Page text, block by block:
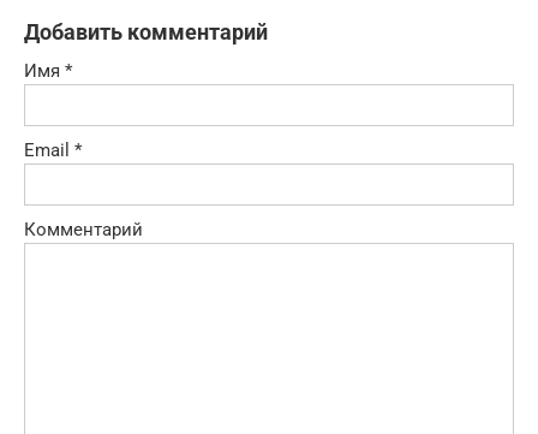
Добавить комментарий
Имя *
Email *
Комментарий